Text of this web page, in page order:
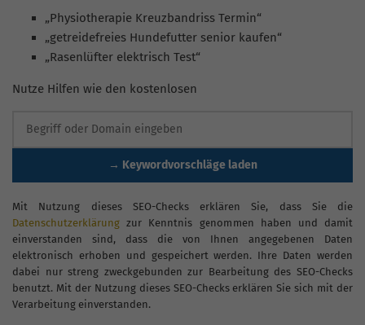
„Physiotherapie Kreuzbandriss Termin“
„getreidefreies Hundefutter senior kaufen“
„Rasenlüfter elektrisch Test“
Nutze Hilfen wie den kostenlosen
→ Keywordvorschläge laden
Mit Nutzung dieses SEO-Checks erklären Sie, dass Sie die
Datenschutzerklärung zur Kenntnis genommen haben und damit
einverstanden sind, dass die von Ihnen angegebenen Daten
elektronisch erhoben und gespeichert werden. Ihre Daten werden
dabei nur streng zweckgebunden zur Bearbeitung des SEO-Checks
benutzt. Mit der Nutzung dieses SEO-Checks erklären Sie sich mit der
Verarbeitung einverstanden.